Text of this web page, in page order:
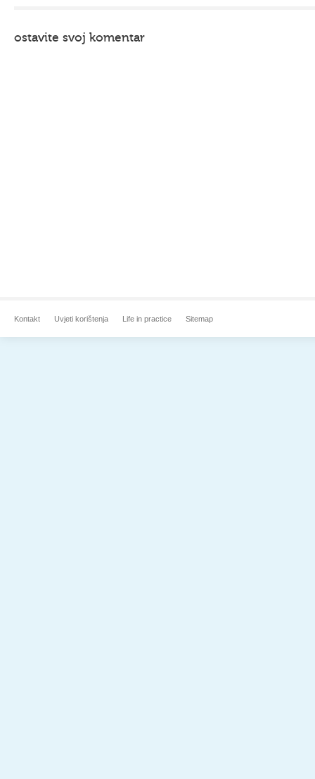
ostavite svoj komentar
Kontakt Uvjeti korištenja Life in practice Sitemap